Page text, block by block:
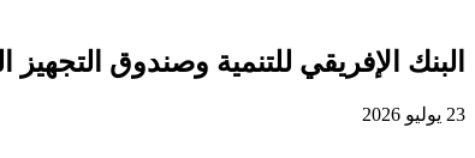
البنك الإفريقي للتنمية وصندوق التجهيز الجماعي يوقعان
23 يوليو 2026